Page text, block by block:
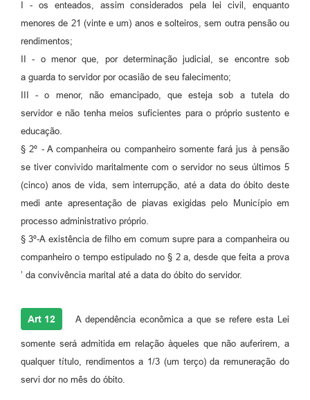
I - os enteados, assim considerados pela lei civil, enquanto
menores de 21 (vinte e um) anos e solteiros, sem outra pensão ou
rendimentos;
II - o menor que, por determinação judicial, se encontre sob
a guarda to servidor por ocasião de seu falecimento;
III - o menor, não emancipado, que esteja sob a tutela do
servidor e não tenha meios suficientes para o próprio sustento e
educação.
§ 2º - A companheira ou companheiro somente fará jus à pensão
se tiver convivido maritalmente com o servidor no seus últimos 5
(cinco) anos de vida, sem interrupção, até a data do óbito deste
medi ante apresentação de piavas exigidas pelo Município em
processo administrativo próprio.
§ 3º-A existência de filho em comum supre para a companheira ou
companheiro o tempo estipulado no § 2 a, desde que feita a prova
’ da convivência marital até a data do óbito do servidor.
Art 12 A dependência econômica a que se refere esta Lei
somente será admitida em relação àqueles que não auferirem, a
qualquer título, rendimentos a 1/3 (um terço) da remuneração do
servi dor no mês do óbito.